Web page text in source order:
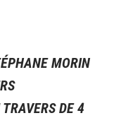
MORIN
DE 4